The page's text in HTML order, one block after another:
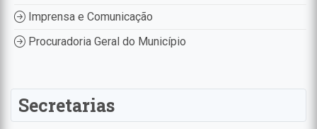
Imprensa e Comunicação
Procuradoria Geral do Município
Secretarias